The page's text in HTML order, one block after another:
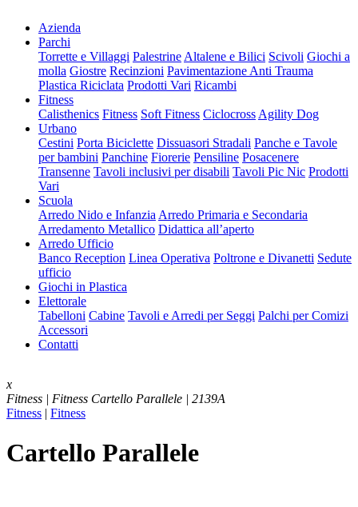
Azienda
Parchi
Torrette e Villaggi Palestrine Altalene e Bilici Scivoli Giochi a
molla Giostre Recinzioni Pavimentazione Anti Trauma
Plastica Riciclata Prodotti Vari Ricambi
Fitness
Calisthenics Fitness Soft Fitness Ciclocross Agility Dog
Urbano
Cestini Porta Biciclette Dissuasori Stradali Panche e Tavole
per bambini Panchine Fiorerie Pensiline Posacenere
Transenne Tavoli inclusivi per disabili Tavoli Pic Nic Prodotti
Vari
Scuola
Arredo Nido e Infanzia Arredo Primaria e Secondaria
Arredamento Metallico Didattica all’aperto
Arredo Ufficio
Banco Reception Linea Operativa Poltrone e Divanetti Sedute
ufficio
Giochi in Plastica
Elettorale
Tabelloni Cabine Tavoli e Arredi per Seggi Palchi per Comizi
Accessori
Contatti
x
Fitness | Fitness Cartello Parallele | 2139A
Fitness | Fitness
Cartello Parallele